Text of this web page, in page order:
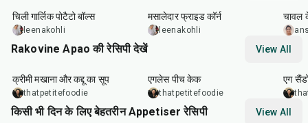
चिली गार्लिक पोटैटो बॉल्स
leenakohli
मसालेदार फ्राइड कॉर्न
leenakohli
चावल
Rakovine Apao की रेसिपी देखें View All
क्रीमी मखाना और कद्दू का सूप
thatpetitefoodie
एगलेस पीच केक
thatpetitefoodie
एग
किसी भी दिन के लिए बेहतरीन Appetiser रेसिपी View All
1 min